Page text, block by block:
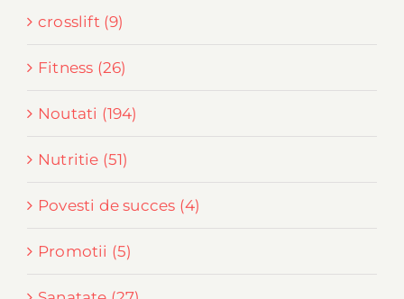
crosslift (9)
Fitness (26)
Noutati (194)
Nutritie (51)
Povesti de succes (4)
Promotii (5)